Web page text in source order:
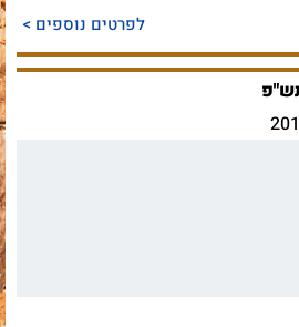
לפרטים נוספים >